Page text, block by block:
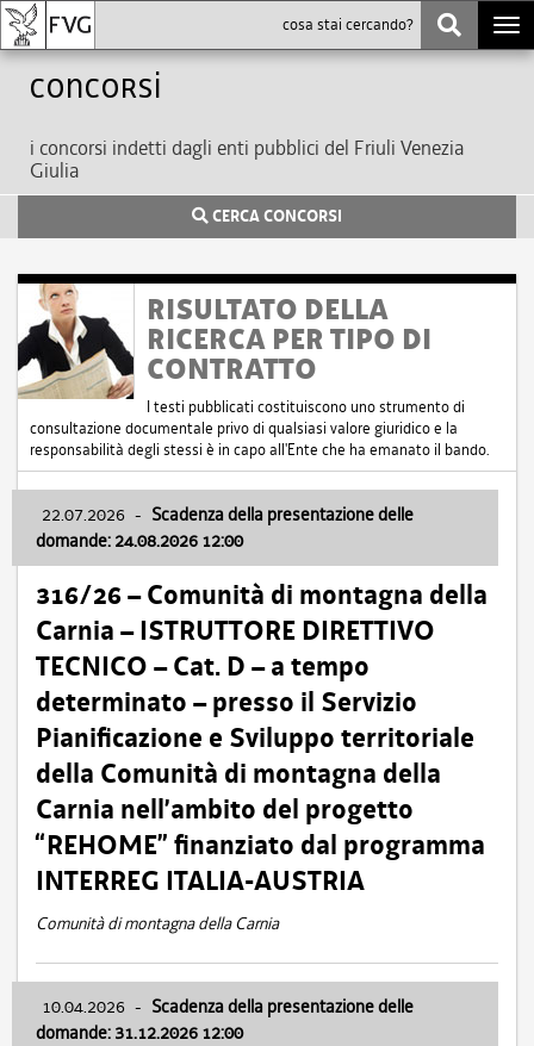
Concorsi
i concorsi indetti dagli enti pubblici del Friuli Venezia
Giulia
CERCA CONCORSI
RISULTATO DELLA
RICERCA PER TIPO DI
CONTRATTO
I testi pubblicati costituiscono uno strumento di
consultazione documentale privo di qualsiasi valore giuridico e la
responsabilità degli stessi è in capo all'Ente che ha emanato il bando.
22.07.2026 - Scadenza della presentazione delle
domande: 24.08.2026 12:00
316/26 – Comunità di montagna della
Carnia – ISTRUTTORE DIRETTIVO
TECNICO – Cat. D – a tempo
determinato – presso il Servizio
Pianificazione e Sviluppo territoriale
della Comunità di montagna della
Carnia nell’ambito del progetto
“REHOME” finanziato dal programma
INTERREG ITALIA-AUSTRIA
Comunità di montagna della Carnia
10.04.2026 - Scadenza della presentazione delle
domande: 31.12.2026 12:00